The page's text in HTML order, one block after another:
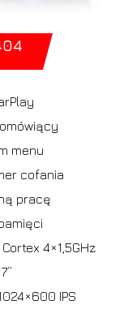
menu
cofania
pracę
4×1,5GHz
IPS